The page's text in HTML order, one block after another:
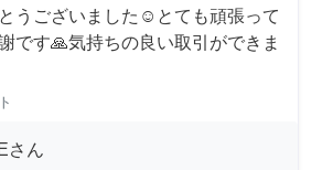
うございました☺️とても頑張って
です🙏気持ちの良い取引ができま
さん